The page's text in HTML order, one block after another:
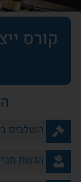
קורס
השלבים
הגשת